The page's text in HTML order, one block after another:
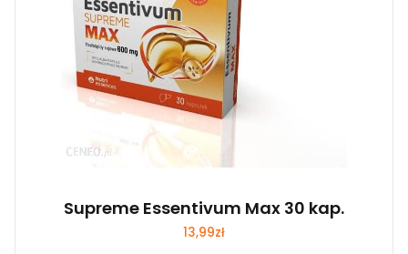
Supreme Essentivum Max 30 kap.
13,99zł